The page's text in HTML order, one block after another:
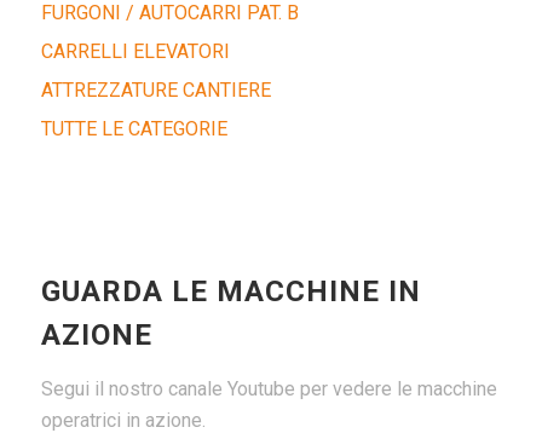
FURGONI / AUTOCARRI PAT. B
CARRELLI ELEVATORI
ATTREZZATURE CANTIERE
TUTTE LE CATEGORIE
GUARDA LE MACCHINE IN
AZIONE
Segui il nostro canale Youtube per vedere le macchine
operatrici in azione.